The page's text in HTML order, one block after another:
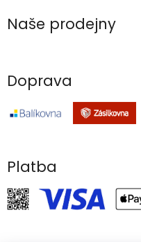
Naše prodejny
Doprava
Platba